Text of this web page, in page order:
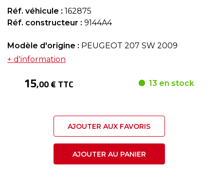
Réf. véhicule : 162875
Réf. constructeur : 9144A4
Modèle d'origine : PEUGEOT 207 SW 2009
+ d'information
15,00 € TTC 13 en stock
AJOUTER AUX FAVORIS
AJOUTER AU PANIER